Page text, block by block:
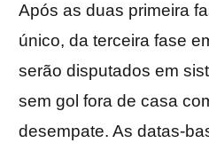
Após as duas primeira
único, da terceira fase
serão disputados em
sem gol fora de casa
desempate. As datas-